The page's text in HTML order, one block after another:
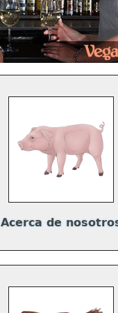
Acerca de